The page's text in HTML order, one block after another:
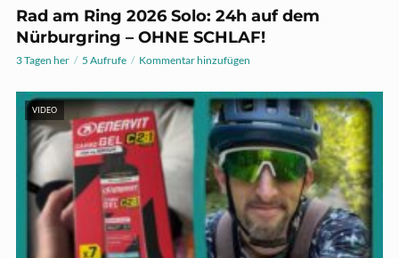
Rad am Ring 2026 Solo: 24h auf dem
Nürburgring – OHNE SCHLAF!
3 Tagen her 5 Aufrufe Kommentar hinzufügen
VIDEO